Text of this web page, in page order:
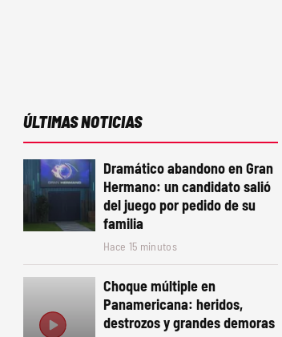
ÚLTIMAS NOTICIAS
Dramático abandono en Gran
Hermano: un candidato salió
del juego por pedido de su
familia
Hace 15 minutos
Choque múltiple en
Panamericana: heridos,
destrozos y grandes demoras